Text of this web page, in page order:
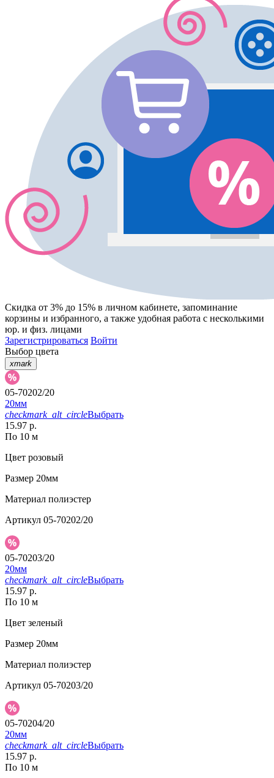
Скидка от 3% до 15% в личном кабинете, запоминание
корзины и избранного, а также удобная работа с несколькими
юр. и физ. лицами
Зарегистрироваться Войти
Выбор цвета
xmark
05-70202/20
20мм
checkmark_alt_circleВыбрать
15.97 р.
По 10 м
Цвет розовый
Размер 20мм
Материал полиэстер
Артикул 05-70202/20
05-70203/20
20мм
checkmark_alt_circleВыбрать
15.97 р.
По 10 м
Цвет зеленый
Размер 20мм
Материал полиэстер
Артикул 05-70203/20
05-70204/20
20мм
checkmark_alt_circleВыбрать
15.97 р.
По 10 м